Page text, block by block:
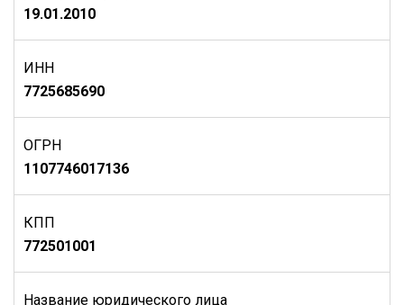
19.01.2010
ИНН
7725685690
ОГРН
1107746017136
КПП
772501001
Название юридического лица